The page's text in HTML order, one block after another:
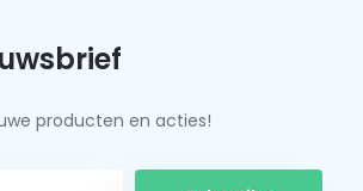
producten en acties!